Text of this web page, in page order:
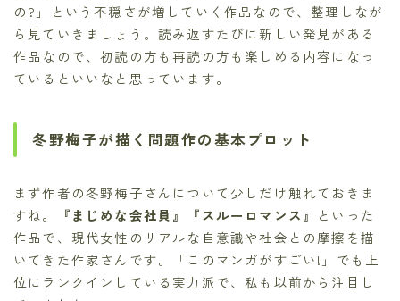
の?」という不穏さが増していく作品なので、整理しなが
ら見ていきましょう。読み返すたびに新しい発見がある
作品なので、初読の方も再読の方も楽しめる内容になっ
ているといいなと思っています。
冬野梅子が描く問題作の基本プロット
まず作者の冬野梅子さんについて少しだけ触れておきま
すね。
『まじめな会社員』『スルーロマンス』
といった
作品で、現代女性のリアルな自意識や社会との摩擦を描
いてきた作家さんです。「このマンガがすごい!」でも上
位にランクインしている実力派で、私も以前から注目し